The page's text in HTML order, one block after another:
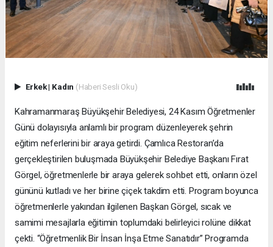
Erkek| Kadın (Haberi Sesli Oku)
Kahramanmaraş Büyükşehir Belediyesi, 24 Kasım Öğretmenler
Günü dolayısıyla anlamlı bir program düzenleyerek şehrin
eğitim neferlerini bir araya getirdi. Çamlıca Restoran’da
gerçekleştirilen buluşmada Büyükşehir Belediye Başkanı Fırat
Görgel, öğretmenlerle bir araya gelerek sohbet etti, onların özel
gününü kutladı ve her birine çiçek takdim etti. Program boyunca
öğretmenlerle yakından ilgilenen Başkan Görgel, sıcak ve
samimi mesajlarla eğitimin toplumdaki belirleyici rolüne dikkat
çekti. “Öğretmenlik Bir İnsan İnşa Etme Sanatıdır” Programda